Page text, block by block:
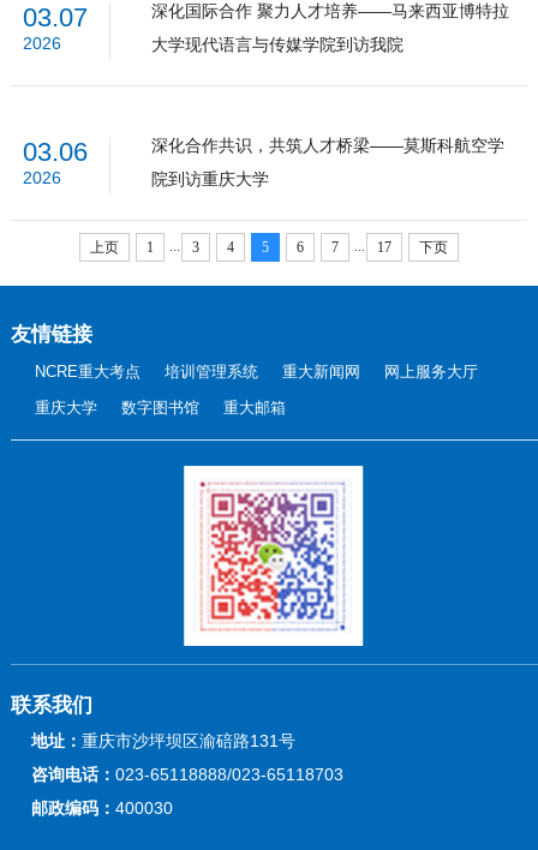
03.07
2026
深化国际合作 聚力人才培养——马来西亚博特拉
大学现代语言与传媒学院到访我院
03.06
2026
深化合作共识，共筑人才桥梁——莫斯科航空学
院到访重庆大学
上页 1 3 4 5 6 7 17 下页
友情链接
NCRE重大考点 培训管理系统 重大新闻网
网上服务大厅
重庆大学
数字图书馆 重大邮箱
联系我们
地址：重庆市沙坪坝区渝碚路131号
咨询电话：023-65118888/023-65118703
邮政编码：400030